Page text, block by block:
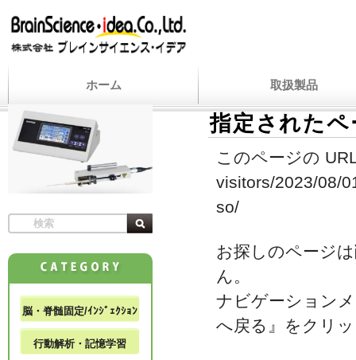
ホーム 取扱製品
指定された
このページの
visitors/2023/08/
so/
お探しのページ
ん。
ナビゲーション
へ戻る』をクリ
脳・脊髄固定/ｲﾝｼﾞｪｸｼｮﾝ
行動解析・記憶学習